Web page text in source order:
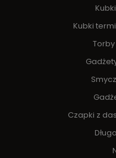
Kubki
Czapki z